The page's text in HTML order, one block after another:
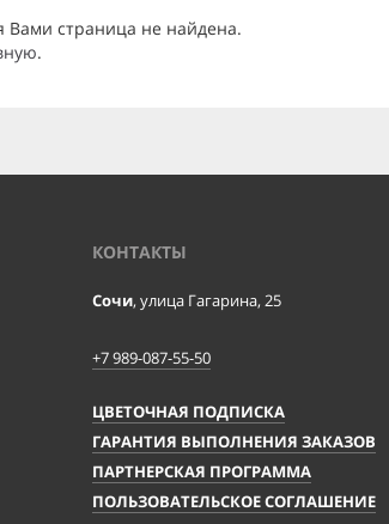
страница не найдена.
.
КОНТАКТЫ
Сочи, улица Гагарина, 25
+7 989-087-55-50
ЦВЕТОЧНАЯ ПОДПИСКА
ГАРАНТИЯ ВЫПОЛНЕНИЯ ЗАКАЗОВ
ПАРТНЕРСКАЯ ПРОГРАММА
ПОЛЬЗОВАТЕЛЬСКОЕ СОГЛАШЕНИЕ